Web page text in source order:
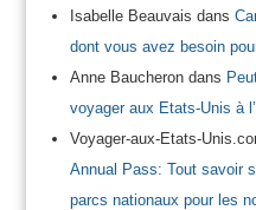
Isabelle Beauvais dans
dont vous avez besoin
Anne Baucherondans
voyager aux Etats-Unis à
Voyager-aux-Etats-
Annual Pass: Tout savoir
parcs nationaux pour les